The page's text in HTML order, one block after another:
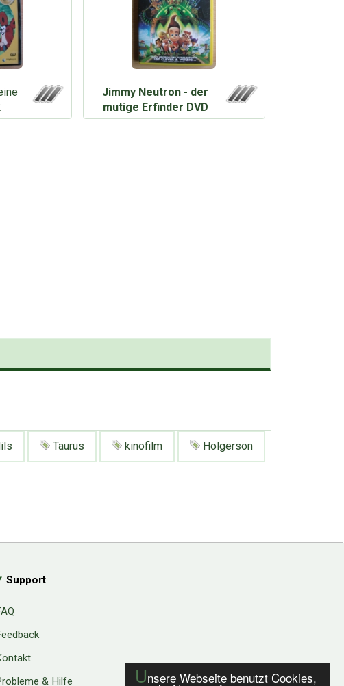
Unsere Webseite benutzt Cookies,
Jimmy Neutron - der
mutige Erfinder DVD
Taurus kinofilm Holgerson
Support
& Hilfe